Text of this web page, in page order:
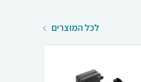
לכל המוצרים